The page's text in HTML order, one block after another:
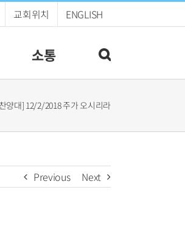
교회위치 ENGLISH
소통
양대] 12/2/2018 주가 오시리라
Previous Next